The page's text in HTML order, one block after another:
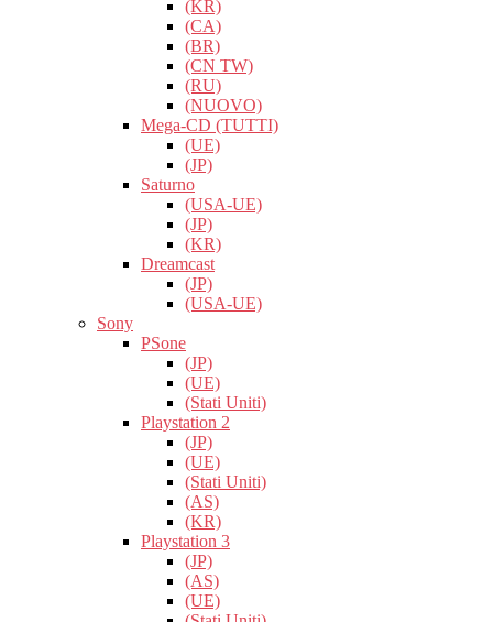
(KR)
(CA)
(BR)
(CN TW)
(RU)
(NUOVO)
Mega-CD (TUTTI)
(UE)
(JP)
Saturno
(USA-UE)
(JP)
(KR)
Dreamcast
(JP)
(USA-UE)
Sony
PSone
(JP)
(UE)
(Stati Uniti)
Playstation 2
(JP)
(UE)
(Stati Uniti)
(AS)
(KR)
Playstation 3
(JP)
(AS)
(UE)